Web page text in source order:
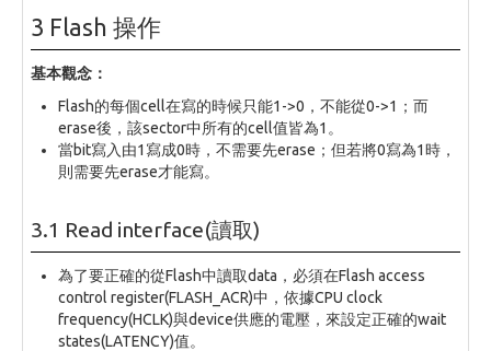
3 Flash 操作
基本觀念：
Flash的每個cell在寫的時候只能1->0，不能從0->1；而
erase後，該sector中所有的cell值皆為1。
當bit寫入由1寫成0時，不需要先erase；但若將0寫為1時，
則需要先erase才能寫。
3.1 Read interface(讀取)
為了要正確的從Flash中讀取data，必須在Flash access
control register(FLASH_ACR)中，依據CPU clock
frequency(HCLK)與device供應的電壓，來設定正確的wait
states(LATENCY)值。